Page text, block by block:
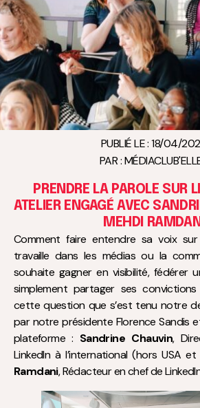
PUBLIÉ LE : 18/04/
PAR :
PRENDRE LA PAROLE SUR
ATELIER ENGAGÉ AVEC
MEHDI RAMDANI
Comment faire entendre sa voix
travaille dans les médias ou la
souhaite gagner en visibilité, fédérer
simplement partager ses
cette question que s’est tenu notre
par notre présidente Florence Sandis
plateforme : Sandrine Chauvin,
LinkedIn à l’international (hors USA
Ramdani, Rédacteur en chef de